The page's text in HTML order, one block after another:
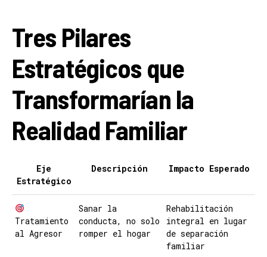
Tres Pilares
Estratégicos que
Transformarían la
Realidad Familiar
Eje
Estratégico
Descripción Impacto Esperado
Tratamiento
al Agresor
Sanar la
conducta, no solo
romper el hogar
Rehabilitación
integral en lugar
de separación
familiar